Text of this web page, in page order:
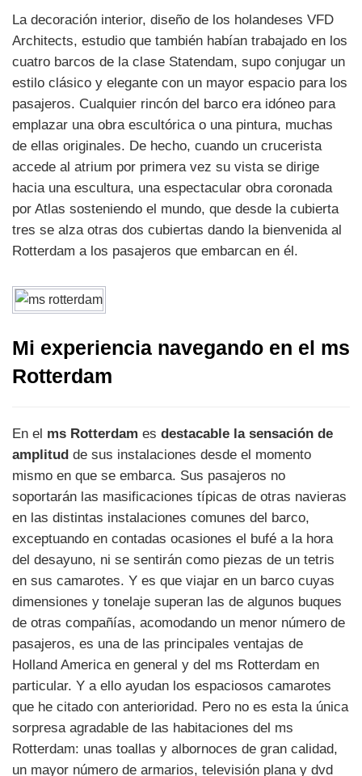
La decoración interior, diseño de los holandeses VFD
Architects, estudio que también habían trabajado en los
cuatro barcos de la clase Statendam, supo conjugar un
estilo clásico y elegante con un mayor espacio para los
pasajeros. Cualquier rincón del barco era idóneo para
emplazar una obra escultórica o una pintura, muchas
de ellas originales. De hecho, cuando un crucerista
accede al atrium por primera vez su vista se dirige
hacia una escultura, una espectacular obra coronada
por Atlas sosteniendo el mundo, que desde la cubierta
tres se alza otras dos cubiertas dando la bienvenida al
Rotterdam a los pasajeros que embarcan en él.
Mi experiencia navegando en el ms
Rotterdam
En el ms Rotterdam es destacable la sensación de
amplitud de sus instalaciones desde el momento
mismo en que se embarca. Sus pasajeros no
soportarán las masificaciones típicas de otras navieras
en las distintas instalaciones comunes del barco,
exceptuando en contadas ocasiones el bufé a la hora
del desayuno, ni se sentirán como piezas de un tetris
en sus camarotes. Y es que viajar en un barco cuyas
dimensiones y tonelaje superan las de algunos buques
de otras compañías, acomodando un menor número de
pasajeros, es una de las principales ventajas de
Holland America en general y del ms Rotterdam en
particular. Y a ello ayudan los espaciosos camarotes
que he citado con anterioridad. Pero no es esta la única
sorpresa agradable de las habitaciones del ms
Rotterdam: unas toallas y albornoces de gran calidad,
un mayor número de armarios, televisión plana y dvd